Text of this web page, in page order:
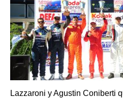
Lazzaroni y Agustin Coniberti